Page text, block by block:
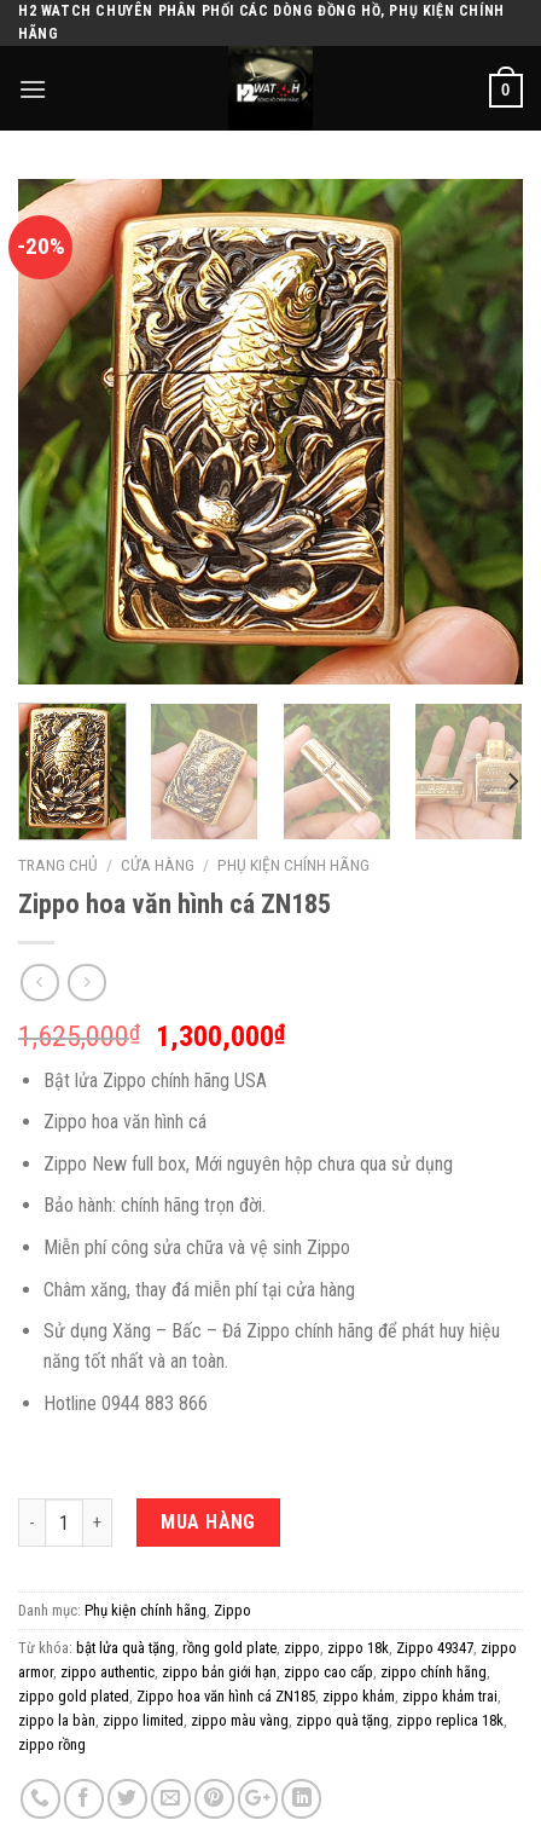
Skip
to
content
H2 WATCH CHUYÊN PHÂN PHỐI CÁC DÒNG ĐỒNG HỒ, PHỤ KIỆN CHÍNH
HÃNG
0
-20%
TRANG CHỦ / CỬA HÀNG / PHỤ KIỆN CHÍNH HÃNG
Zippo hoa văn hình cá ZN185
1,625,000₫ 1,300,000₫
Bật lửa Zippo chính hãng USA
Zippo hoa văn hình cá
Zippo New full box, Mới nguyên hộp chưa qua sử dụng
Bảo hành: chính hãng trọn đời.
Miễn phí công sửa chữa và vệ sinh Zippo
Châm xăng, thay đá miễn phí tại cửa hàng
Sử dụng Xăng – Bấc – Đá Zippo chính hãng để phát huy hiệu
năng tốt nhất và an toàn.
Hotline 0944 883 866
Số lượng MUA HÀNG
Danh mục: Phụ kiện chính hãng, Zippo
Từ khóa: bật lửa quà tặng, rồng gold plate, zippo, zippo 18k, Zippo 49347, zippo
armor, zippo authentic, zippo bản giới hạn, zippo cao cấp, zippo chính hãng,
zippo gold plated , Zippo hoa văn hình cá ZN185, zippo khảm, zippo khảm trai,
zippo la bàn, zippo limited , zippo màu vàng, zippo quà tặng, zippo replica 18k,
zippo rồng